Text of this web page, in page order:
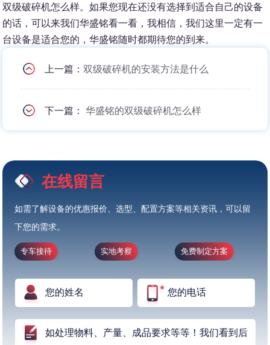
双级破碎机怎么样。如果您现在还没有选择到适合自己的设备
的话，可以来我们华盛铭看一看，我相信，我们这里一定有一
台设备是适合您的，华盛铭随时都期待您的到来。
上一篇：双级破碎机的安装方法是什么
下一篇：华盛铭的双级破碎机怎么样
在线留言
如需了解设备的优惠报价、选型、配置方案等相关资讯，可以留
下您的需求。
专车接待 实地考察 免费制定方案